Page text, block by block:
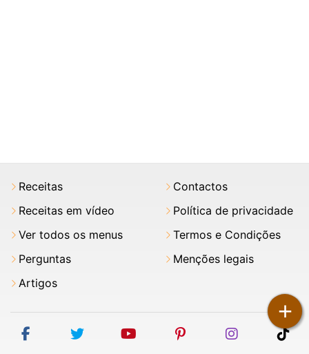
+
Receitas
Receitas em vídeo
Ver todos os menus
Perguntas
Artigos
Contactos
Política de privacidade
Termos e Condições
Menções legais
facebooktwitter youtubepinterestinstagram